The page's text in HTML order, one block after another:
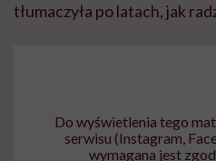
tłumaczyła po latach, jak
Do wyświetlenia tego
serwisu (Instagram,
wymagana jest